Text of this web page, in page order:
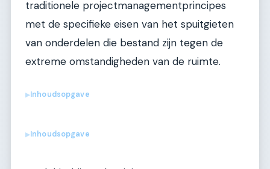
traditionele projectmanagementprincipes
met de specifieke eisen van het spuitgieten
van onderdelen die bestand zijn tegen de
extreme omstandigheden van de ruimte.
▶Inhoudsopgave
▶Inhoudsopgave